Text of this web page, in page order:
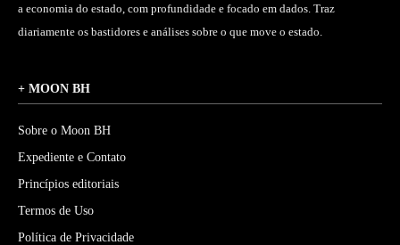
a economia do estado, com profundidade e focado em dados. Traz
diariamente os bastidores e análises sobre o que move o estado.
+ MOON BH
Sobre o Moon BH
Expediente e Contato
Princípios editoriais
Termos de Uso
Política de Privacidade